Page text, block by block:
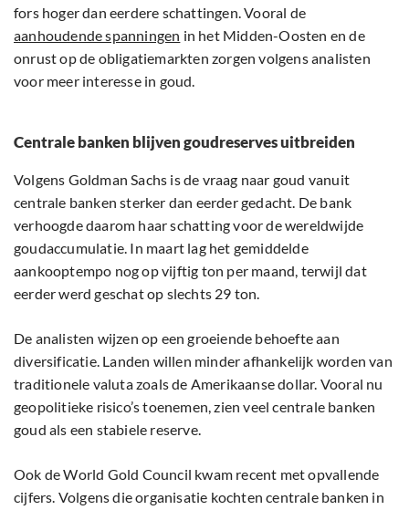
fors hoger dan eerdere schattingen. Vooral de
aanhoudende spanningen in het Midden-Oosten en de
onrust op de obligatiemarkten zorgen volgens analisten
voor meer interesse in goud.
Centrale banken blijven goudreserves uitbreiden
Volgens Goldman Sachs is de vraag naar goud vanuit
centrale banken sterker dan eerder gedacht. De bank
verhoogde daarom haar schatting voor de wereldwijde
goudaccumulatie. In maart lag het gemiddelde
aankooptempo nog op vijftig ton per maand, terwijl dat
eerder werd geschat op slechts 29 ton.
De analisten wijzen op een groeiende behoefte aan
diversificatie. Landen willen minder afhankelijk worden van
traditionele valuta zoals de Amerikaanse dollar. Vooral nu
geopolitieke risico’s toenemen, zien veel centrale banken
goud als een stabiele reserve.
Ook de World Gold Council kwam recent met opvallende
cijfers. Volgens die organisatie kochten centrale banken in